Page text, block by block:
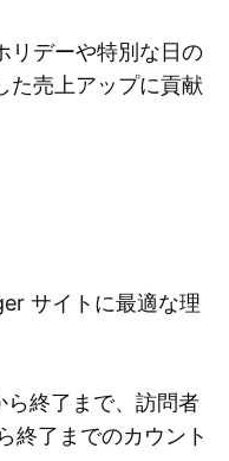
リデーや特別な日の
た売上アップに貢献
サイトに最適な理
終了まで、訪問者
終了までのカウント